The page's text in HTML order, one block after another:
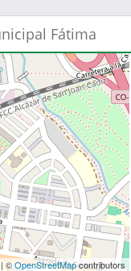
Fátima
©OpenStreetMapcontributors